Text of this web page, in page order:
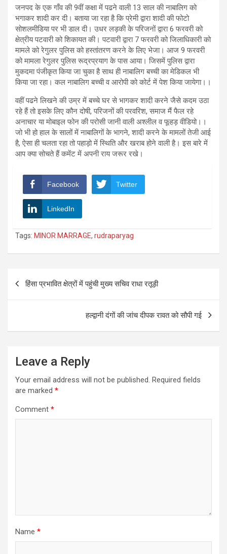
जनपद के एक गाँव की 9वीं कक्षा में पढने वाली 13 साल की नाबालिग को
भगाकर शादी कर दी। बताया जा रहा है कि प्रेमी द्वारा शादी की फोटो
सोशलमीडिया पर भी डाल दी। उधर लड़की के परिजनों द्वारा 6 फरवरी को
क्षेत्रीय पटवारी को शिकायत की। पटवारी द्वारा 7 फरवरी को जिलाधिकारी को
मामले को रेगुलर पुलिस को हस्तांतरण करने के लिए भेजा। आज 9 फरवरी
को मामला रेगुलर पुलिस रूद्रप्रयाग के पास आया। जिसमें पुलिस द्वारा
मुकदमा पंजीकृत किया जा चुका है साथ ही नाबालिग बच्ची का मेडिकल भी
किया जा रहा। कल नाबालिग बच्ची व आरोपी को कोर्ट में पेश किया जायेगा।।
वहीं पढने लिखने की उम्र में बच्चे घर से भागकर शादी करने जैसे कदम उठा
रहे हैं तो इसके लिए कौन दोषी, परिजनों की परवरिश, समाज मैं फैल रहे
अनाचार या मोबाइल फोन की परोसी जानी वाली अश्लील व फूहड़ वीडियो।।
जो भी हो हाल के सालों में नाबालिगों के भागने, शादी करने के मामलों तेजी आई
है, ऐसा ही चलता रहा तो पहाड़ो में स्थिति और खराब होने वाली है। इस बारे में
आप क्या सोचते हैं कमेंट में अपनी राय जरूर रखे।
Facebook Twitter
LinkedIn
Tags: MINOR MARRAGE, rudraparyag
navigation
हिंसा प्रभावित क्षेत्रों में पहुंची मुख्य सचिव राधा रतूड़ी
हल्द्वानी दंगों की जांच दीपक रावत को सौपी गई
Leave a Reply
Your email address will not be published. Required fields
are marked *
Comment *
Name *